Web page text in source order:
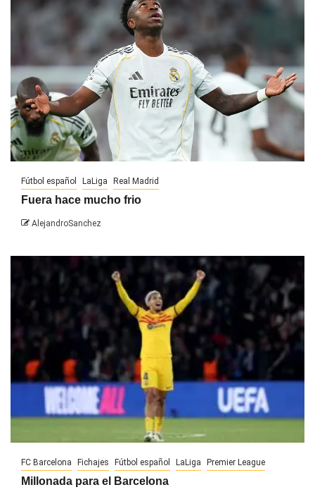
Fútbol español LaLiga Real Madrid
Fuera hace mucho frio
AlejandroSanchez
FC Barcelona Fichajes Fútbol español LaLiga Premier League
Millonada para el Barcelona